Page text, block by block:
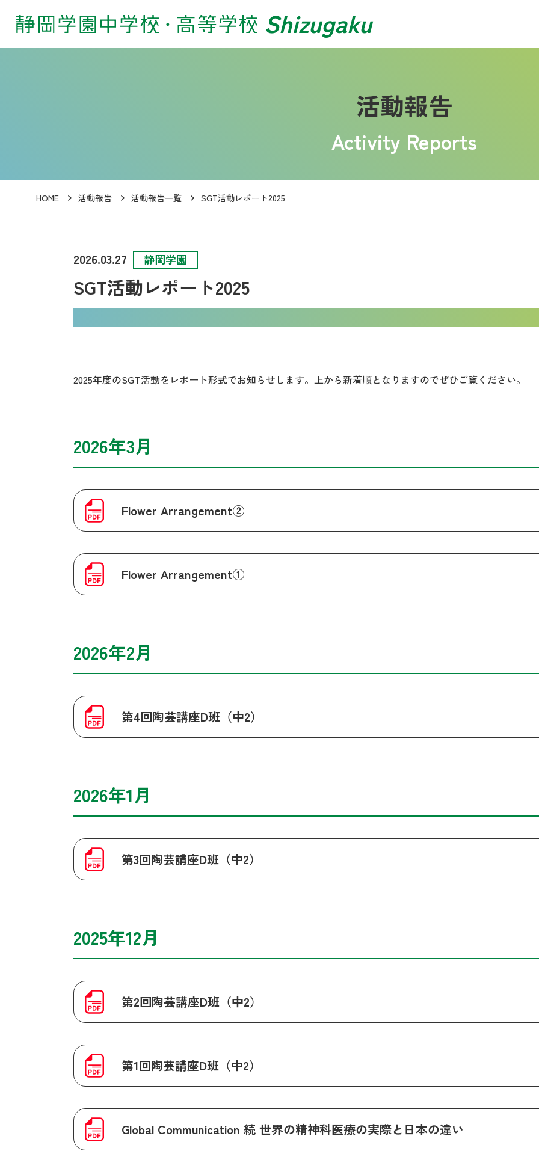
Shizugaku
活動報告
Activity Reports
HOME 活動報告 活動報告一覧 SGT活動レポート2025
2026.03.27 静岡学園
SGT活動レポート2025
2025年度のSGT活動をレポート形式でお知らせします。上から新着順となりますのでぜひご覧ください。
2026年3月
Flower Arrangement②
Flower Arrangement①
2026年2月
第4回陶芸講座D班（中2）
2026年1月
第3回陶芸講座D班（中2）
2025年12月
第2回陶芸講座D班（中2）
第1回陶芸講座D班（中2）
Global Communication 続 世界の精神科医療の実際と日本の違い